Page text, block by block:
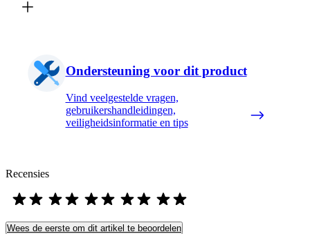
Ondersteuning voor dit product
Vind veelgestelde vragen,
gebruikershandleidingen,
veiligheidsinformatie en tips
Recensies
Wees de eerste om dit artikel te beoordelen